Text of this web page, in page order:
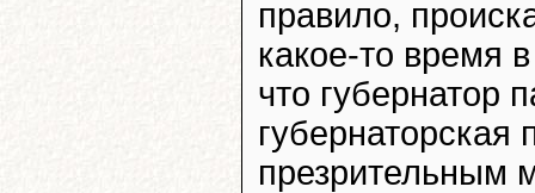
правило,
какое-то время
что губернатор
губернаторская
презрительным